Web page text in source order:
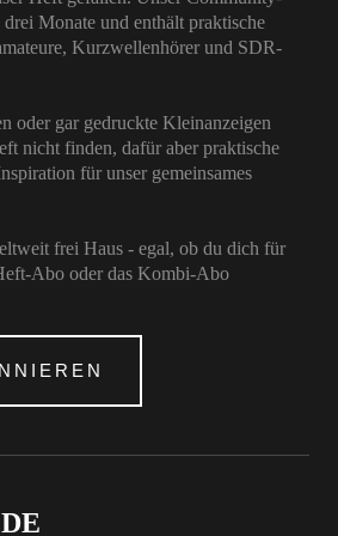
Monate und enthält praktische
Kurzwellenhörer und SDR-
oder gar gedruckte Kleinanzeigen
nicht finden, dafür aber praktische
für unser gemeinsames
frei Haus - egal, ob du dich für
Abo oder das Kombi-Abo